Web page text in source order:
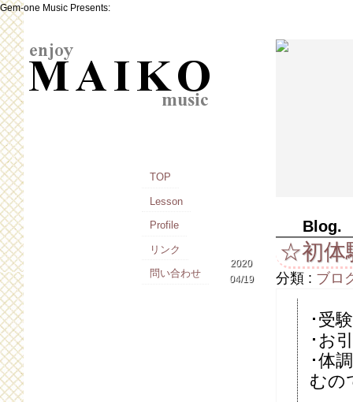
Gem-one Music Presents:
TOP
Lesson
Profile
リンク
問い合わせ
Blog.
2020
04/19
☆初体
分類 : ブロ
･受
･お
･体
むの